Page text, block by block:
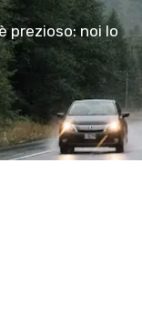
prezioso: noi lo